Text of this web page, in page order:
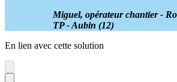
Miguel, opérateur chantier -
TP - Aubin (12)
En lien avec cette solution